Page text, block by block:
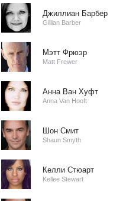
Джиллиан Барбер
Gillian Barber
Мэтт Фрюэр
Matt Frewer
Анна Ван Хуфт
Anna Van Hooft
Шон Смит
Shaun Smyth
Келли Стюарт
Kellee Stewart